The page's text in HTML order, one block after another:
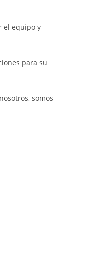
el equipo y
para su
somos